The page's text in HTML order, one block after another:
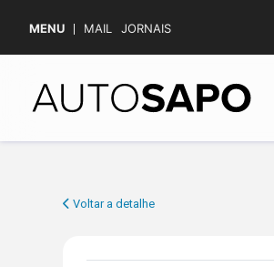
MENU MAIL JORNAIS
Voltar a detalhe